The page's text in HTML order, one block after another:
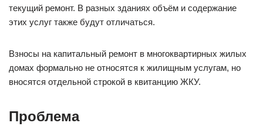
текущий ремонт. В разных зданиях объём и содержание
этих услуг также будут отличаться.
Взносы на капитальный ремонт в многоквартирных жилых
домах формально не относятся к жилищным услугам, но
вносятся отдельной строкой в квитанцию ЖКУ.
Проблема